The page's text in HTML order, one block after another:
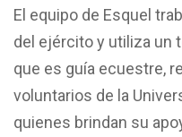
El equipo de Esquel
del ejército y utiliza un
que es guía ecuestre,
voluntarios de la
quienes brindan su